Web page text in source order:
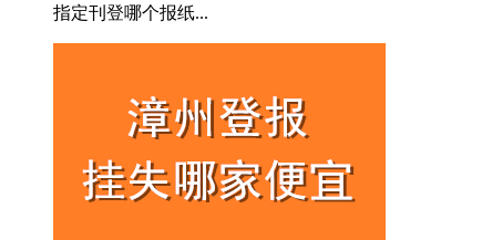
指定刊登哪个报纸...